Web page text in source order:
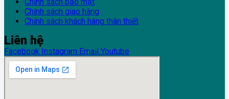
Chính sách giao hàng
Chính sách khách hàng thân thiết
Liên hệ
Facebook Instagram Email Youtube